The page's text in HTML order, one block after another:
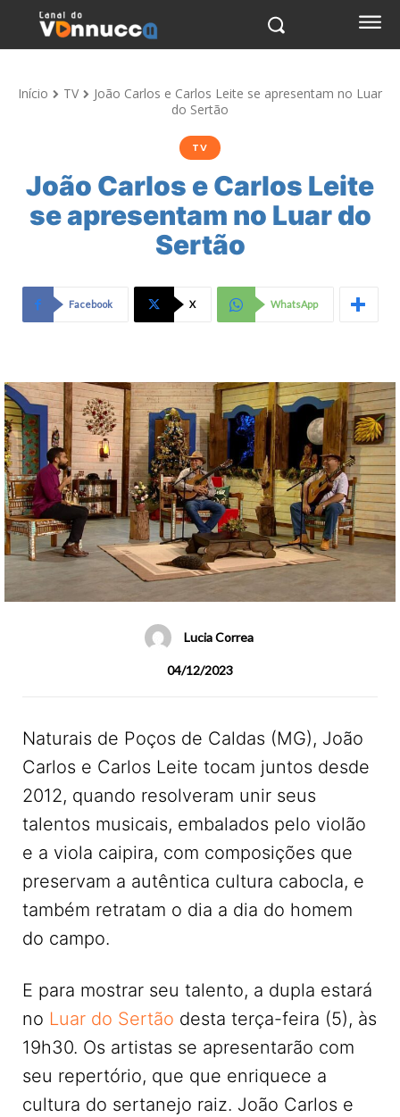
Início TV
João Carlos e Carlos Leite se apresentam no Luar
do Sertão
TV
João Carlos e Carlos Leite
se apresentam no Luar do
Sertão
Facebook X WhatsApp
Lucia Correa
04/12/2023
Naturais de Poços de Caldas (MG), João
Carlos e Carlos Leite tocam juntos desde
2012, quando resolveram unir seus
talentos musicais, embalados pelo violão
e a viola caipira, com composições que
preservam a autêntica cultura cabocla, e
também retratam o dia a dia do homem
do campo.
E para mostrar seu talento, a dupla estará
no Luar do Sertão desta terça-feira (5), às
19h30. Os artistas se apresentarão com
seu repertório, que que enriquece a
cultura do sertanejo raiz. João Carlos e